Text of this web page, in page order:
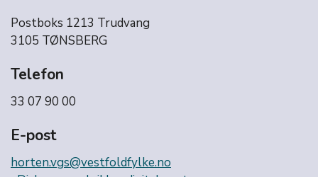
Postboks 1213 Trudvang
3105 TØNSBERG
Telefon
33 07 90 00
E-post
horten.vgs@vestfoldfylke.no